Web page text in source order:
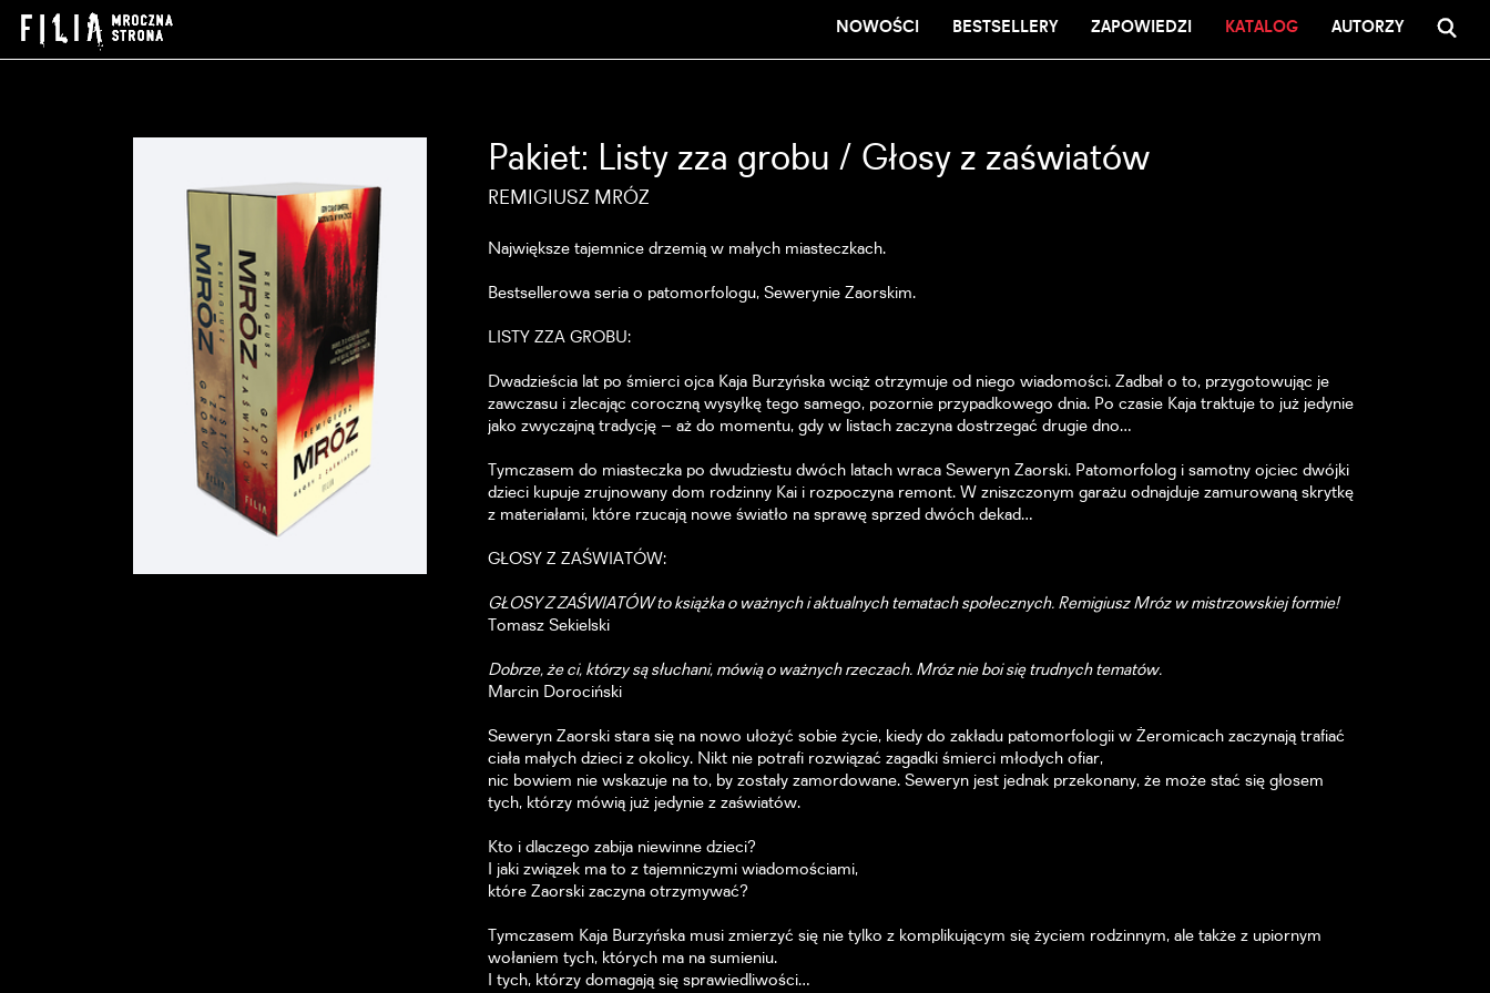
NOWOŚCI BESTSELLERY ZAPOWIEDZI KATALOG AUTORZY
Pakiet: Listy zza grobu / Głosy z zaświatów
REMIGIUSZ MRÓZ
Największe tajemnice drzemią w małych miasteczkach.
Bestsellerowa seria o patomorfologu, Sewerynie Zaorskim.
LISTY ZZA GROBU:
Dwadzieścia lat po śmierci ojca Kaja Burzyńska wciąż otrzymuje od niego wiadomości. Zadbał o to, przygotowując je
zawczasu i zlecając coroczną wysyłkę tego samego, pozornie przypadkowego dnia. Po czasie Kaja traktuje to już jedynie
jako zwyczajną tradycję – aż do momentu, gdy w listach zaczyna dostrzegać drugie dno…
Tymczasem do miasteczka po dwudziestu dwóch latach wraca Seweryn Zaorski. Patomorfolog i samotny ojciec dwójki
dzieci kupuje zrujnowany dom rodzinny Kai i rozpoczyna remont. W zniszczonym garażu odnajduje zamurowaną skrytkę
z materiałami, które rzucają nowe światło na sprawę sprzed dwóch dekad…
GŁOSY Z ZAŚWIATÓW:
GŁOSY Z ZAŚWIATÓW to książka o ważnych i aktualnych tematach społecznych. Remigiusz Mróz w mistrzowskiej formie!
Tomasz Sekielski
Dobrze, że ci, którzy są słuchani, mówią o ważnych rzeczach. Mróz nie boi się trudnych tematów.
Marcin Dorociński
Seweryn Zaorski stara się na nowo ułożyć sobie życie, kiedy do zakładu patomorfologii w Żeromicach zaczynają trafiać
ciała małych dzieci z okolicy. Nikt nie potrafi rozwiązać zagadki śmierci młodych ofiar,
nic bowiem nie wskazuje na to, by zostały zamordowane. Seweryn jest jednak przekonany, że może stać się głosem
tych, którzy mówią już jedynie z zaświatów.
Kto i dlaczego zabija niewinne dzieci?
I jaki związek ma to z tajemniczymi wiadomościami,
które Zaorski zaczyna otrzymywać?
Tymczasem Kaja Burzyńska musi zmierzyć się nie tylko z komplikującym się życiem rodzinnym, ale także z upiornym
wołaniem tych, których ma na sumieniu.
I tych, którzy domagają się sprawiedliwości…